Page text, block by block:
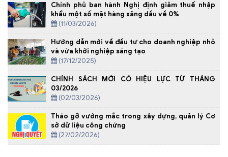
Chính phủ ban hành Nghị định giảm thuế nhập
khẩu một số mặt hàng xăng dầu về 0%
(11/03/2026)
Hướng dẫn mới về đầu tư cho doanh nghiệp nhỏ
và vừa khởi nghiệp sáng tạo
(17/12/2025)
CHÍNH SÁCH MỚI CÓ HIỆU LỰC TỪ THÁNG
03/2026
(02/03/2026)
Tháo gỡ vướng mắc trong xây dựng, quản lý Cơ
sở dữ liệu công chứng
(27/02/2026)